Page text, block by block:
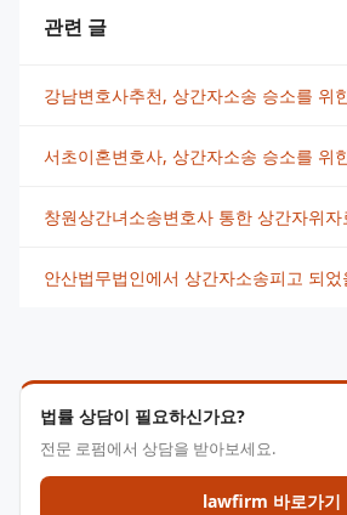
법률 상담이 필요하신가요?
전문 로펌에서 상담을 받아보세요.
lawfirm 바로가기
관련 글